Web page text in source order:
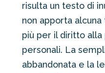
risulta un testo di
non apporta
più per il diritto
personali. La
abbandonata e la